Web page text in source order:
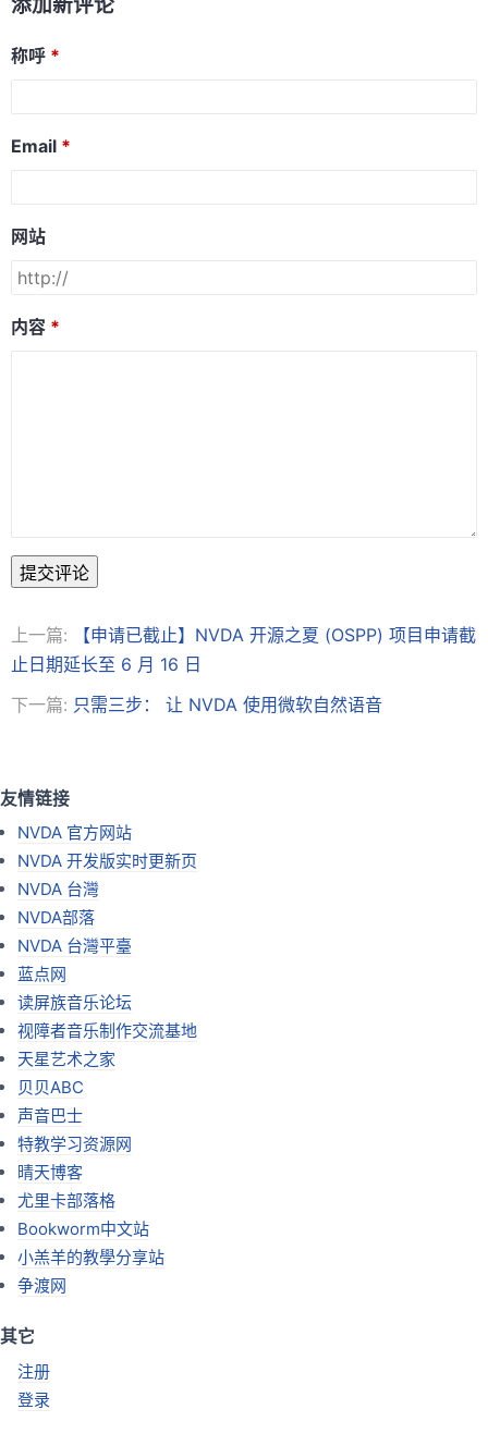
称呼
Email
网站
内容
提交评论
上一篇:
【申请已截止】NVDA 开源之夏 (OSPP) 项目申请截
止日期延长至 6 月 16 日
下一篇: 只需三步： 让 NVDA 使用微软自然语音
友情链接
NVDA 官方网站
NVDA 开发版实时更新页
NVDA 台灣
NVDA部落
NVDA 台灣平臺
蓝点网
读屏族音乐论坛
视障者音乐制作交流基地
天星艺术之家
贝贝ABC
声音巴士
特教学习资源网
晴天博客
尤里卡部落格
Bookworm中文站
小羔羊的教學分享站
争渡网
其它
注册
登录